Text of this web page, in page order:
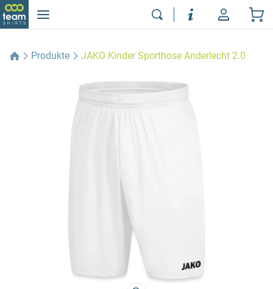
Produkte JAKO Kinder Sporthose Anderlecht 2.0